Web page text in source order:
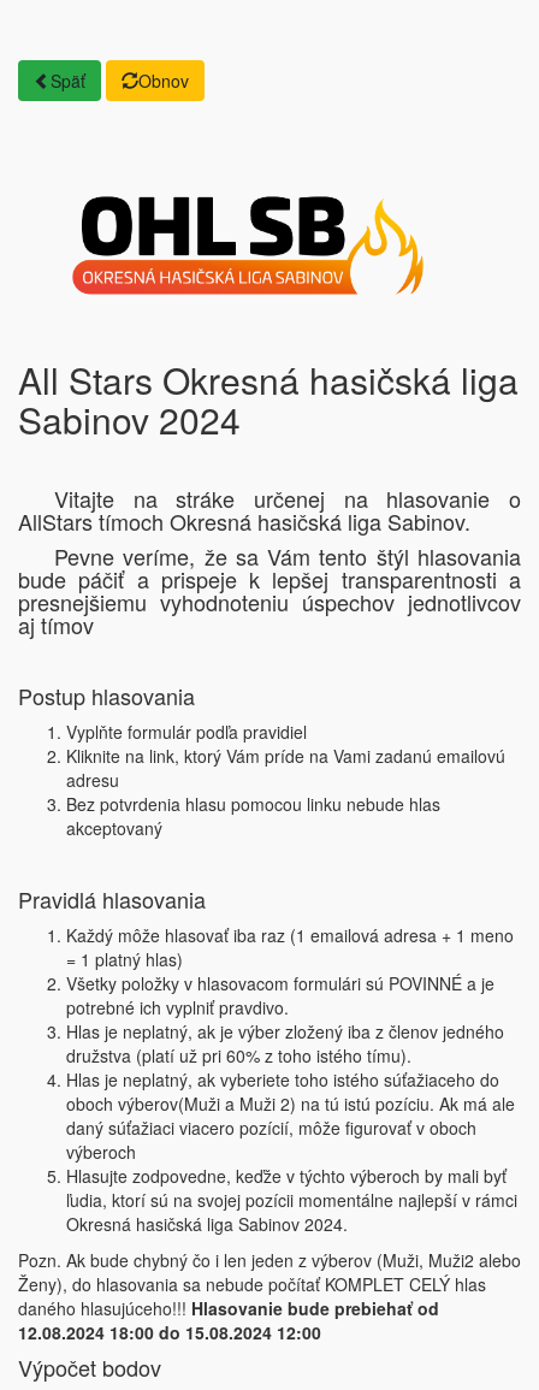
Späť Obnov
All Stars Okresná hasičská liga
Sabinov 2024
Vitajte na stráke určenej na hlasovanie o
AllStars tímoch Okresná hasičská liga Sabinov.
Pevne veríme, že sa Vám tento štýl hlasovania
bude páčiť a prispeje k lepšej transparentnosti a
presnejšiemu vyhodnoteniu úspechov jednotlivcov
aj tímov
Postup hlasovania
Vyplňte formulár podľa pravidiel
Kliknite na link, ktorý Vám príde na Vami zadanú emailovú
adresu
Bez potvrdenia hlasu pomocou linku nebude hlas
akceptovaný
Pravidlá hlasovania
Každý môže hlasovať iba raz (1 emailová adresa + 1 meno
= 1 platný hlas)
Všetky položky v hlasovacom formulári sú POVINNÉ a je
potrebné ich vyplniť pravdivo.
Hlas je neplatný, ak je výber zložený iba z členov jedného
družstva (platí už pri 60% z toho istého tímu).
Hlas je neplatný, ak vyberiete toho istého súťažiaceho do
oboch výberov(Muži a Muži 2) na tú istú pozíciu. Ak má ale
daný súťažiaci viacero pozícií, môže figurovať v oboch
výberoch
Hlasujte zodpovedne, keďže v týchto výberoch by mali byť
ľudia, ktorí sú na svojej pozícii momentálne najlepší v rámci
Okresná hasičská liga Sabinov 2024.
Pozn. Ak bude chybný čo i len jeden z výberov (Muži, Muži2 alebo
Ženy), do hlasovania sa nebude počítať KOMPLET CELÝ hlas
daného hlasujúceho!!! Hlasovanie bude prebiehať od
12.08.2024 18:00 do 15.08.2024 12:00
Výpočet bodov